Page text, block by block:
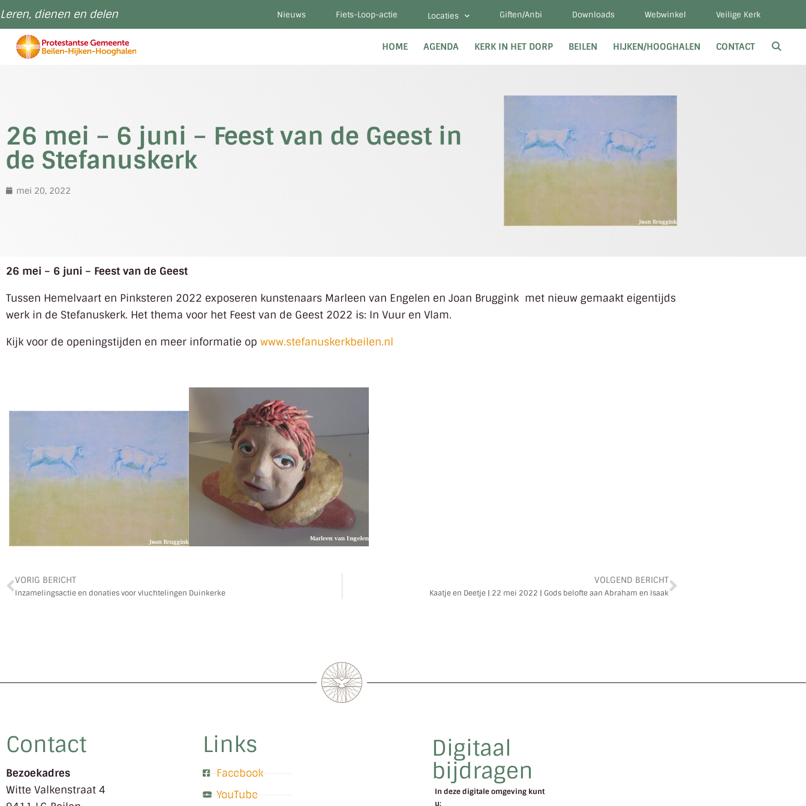
Leren, dienen en delen Nieuws Fiets-Loop-actie Locaties Giften/Anbi Downloads Webwinkel Veilige Kerk
HOME AGENDA KERK IN HET DORP BEILEN HIJKEN/HOOGHALEN CONTACT
26 mei – 6 juni – Feest van de Geest in
de Stefanuskerk
mei 20, 2022
26 mei – 6 juni – Feest van de Geest
Tussen Hemelvaart en Pinksteren 2022 exposeren kunstenaars Marleen van Engelen en Joan Bruggink met nieuw gemaakt eigentijds
werk in de Stefanuskerk. Het thema voor het Feest van de Geest 2022 is: In Vuur en Vlam.
Kijk voor de openingstijden en meer informatie op www.stefanuskerkbeilen.nl
VORIG BERICHT
Inzamelingsactie en donaties voor vluchtelingen Duinkerke
VOLGEND BERICHT
Kaatje en Deetje | 22 mei 2022 | Gods belofte aan Abraham en Isaak
Contact
Bezoekadres
Witte Valkenstraat 4
Digitaal
bijdragen
In deze digitale omgeving kunt
u:
Links
Facebook
YouTube